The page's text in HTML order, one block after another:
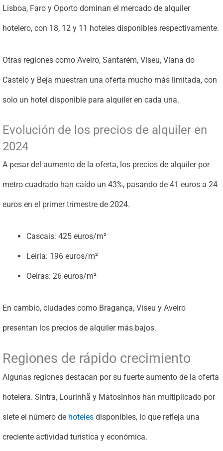
Lisboa, Faro y Oporto dominan el mercado de alquiler
hotelero, con 18, 12 y 11 hoteles disponibles respectivamente.
Otras regiones como Aveiro, Santarém, Viseu, Viana do
Castelo y Beja muestran una oferta mucho más limitada, con
solo un hotel disponible para alquiler en cada una.
Evolución de los precios de alquiler en
2024
A pesar del aumento de la oferta, los precios de alquiler por
metro cuadrado han caído un 43%, pasando de 41 euros a 24
euros en el primer trimestre de 2024.
Cascais: 425 euros/m²
Leiria: 196 euros/m²
Oeiras: 26 euros/m²
En cambio, ciudades como Bragança, Viseu y Aveiro
presentan los precios de alquiler más bajos.
Regiones de rápido crecimiento
Algunas regiones destacan por su fuerte aumento de la oferta
hotelera. Sintra, Lourinhã y Matosinhos han multiplicado por
siete el número de hoteles disponibles, lo que refleja una
creciente actividad turística y económica.